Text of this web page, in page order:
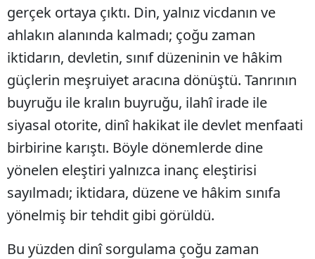
gerçek ortaya çıktı. Din, yalnız vicdanın ve
ahlakın alanında kalmadı; çoğu zaman
iktidarın, devletin, sınıf düzeninin ve hâkim
güçlerin meşruiyet aracına dönüştü. Tanrının
buyruğu ile kralın buyruğu, ilahî irade ile
siyasal otorite, dinî hakikat ile devlet menfaati
birbirine karıştı. Böyle dönemlerde dine
yönelen eleştiri yalnızca inanç eleştirisi
sayılmadı; iktidara, düzene ve hâkim sınıfa
yönelmiş bir tehdit gibi görüldü.
Bu yüzden dinî sorgulama çoğu zaman